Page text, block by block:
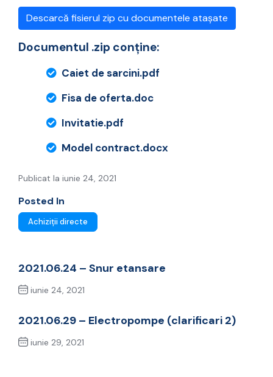
Descarcă fisierul zip cu documentele atașate
Documentul .zip conține:
Caiet de sarcini.pdf
Fisa de oferta.doc
Invitatie.pdf
Model contract.docx
Publicat la iunie 24, 2021
Posted In
Achiziții directe
2021.06.24 – Snur etansare
iunie 24, 2021
2021.06.29 – Electropompe (clarificari 2)
iunie 29, 2021